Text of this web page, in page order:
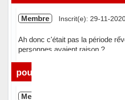
Membre Inscrit(e): 29-11-
Ah donc c'était pas la période
personnes avaient raison ?
Hors ligne
poupoune
Membre